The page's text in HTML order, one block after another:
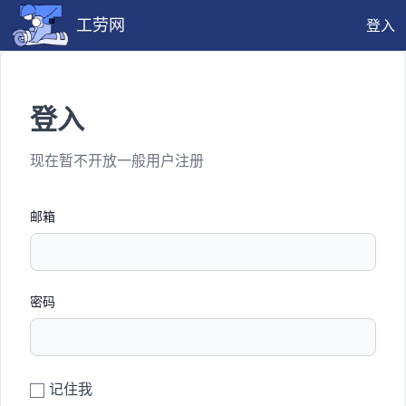
工劳网 登入
登入
现在暂不开放一般用户注册
邮箱
密码
记住我